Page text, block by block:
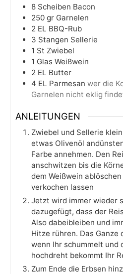
8 Scheiben Bacon
250 gr Garnelen
2 EL BBQ-Rub
3 Stangen Sellerie
1 St Zwiebel
1 Glas Weißwein
2 EL Butter
4 EL Parmesan wer die
Garnelen nicht eklig
ANLEITUNGEN
Zwiebel und Sellerie
etwas Olivenöl
Farbe annehmen. Den
anschwitzen bis die
dem Weißwein
verkochen lassen
Jetzt wird immer wieder
dazugefügt, dass der
Also dabeibleiben und
Hitze rühren. Das Ganze
wenn Ihr schummelt und
hochdreht bekommt Ihr
Zum Ende die Erbsen